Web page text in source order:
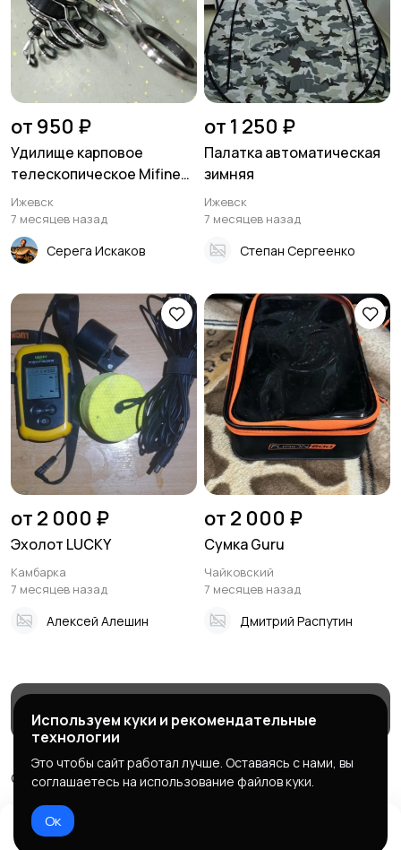
от 950 ₽
Удилище карповое
телескопическое Mifine
Trovisso
Ижевск
7 месяцев назад
Серега Искаков
от 1 250 ₽
Палатка автоматическая
зимняя
Ижевск
7 месяцев назад
Степан Сергеенко
от 2 000 ₽
Эхолот LUCKY
Камбарка
7 месяцев назад
Алексей Алешин
от 2 000 ₽
Сумка Guru
Чайковский
7 месяцев назад
Дмитрий Распутин
Магазины
© 2026 МаркетБейтс - рыболовный маркетплейс
Правила сервиса
Используем куки и рекомендательные
технологии
Это чтобы сайт работал лучше. Оставаясь с нами, вы
соглашаетесь на использование файлов куки.
Ок